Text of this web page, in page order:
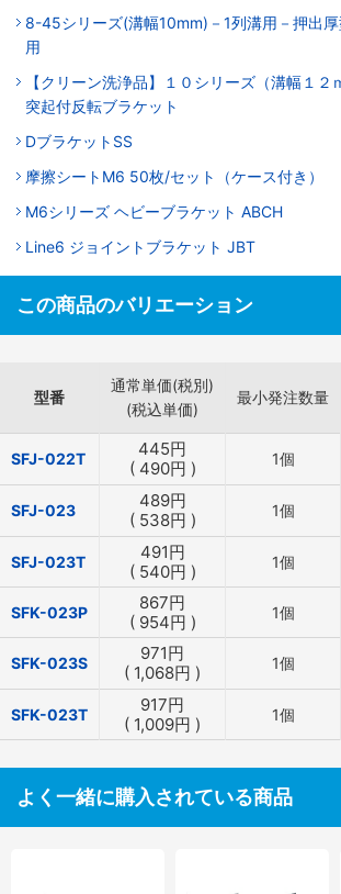
8-45シリーズ(溝幅10mm)－1列溝用－押出
用
【クリーン洗浄品】１０シリーズ（溝幅１２
突起付反転ブラケット
DブラケットSS
摩擦シートM6 50枚/セット（ケース付き）
M6シリーズ ヘビーブラケット ABCH
Line6 ジョイントブラケット JBT
この商品のバリエーション
型番
通常単価(税別)
(税込単価)
最小発注数量
SFJ-022T 445円
( 490円 ) 1個
SFJ-023 489円
( 538円 ) 1個
SFJ-023T 491円
( 540円 ) 1個
SFK-023P 867円
( 954円 ) 1個
SFK-023S 971円
( 1,068円 ) 1個
SFK-023T 917円
( 1,009円 ) 1個
よく一緒に購入されている商品